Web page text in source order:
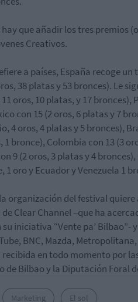
que añadir los tres premios
Creativos.
a países, España recoge un
38 platas y 53 bronces). Le
oros, 10 platas, y 17 bronces),
con 15 (2 oros, 6 platas y 7
4 oros, 4 platas y 5 bronces),
1 bronce), Colombia con 13 (3
9 (2 oros, 3 platas y 4 bronces),
, 1 oro yEcuadoryVenezuela 1
organización del festival
ClearChannel–que ha
iniciativa “Vente pa’ Bilbao”-
BNC, Mazda, Metropolitana,
en todo momento por
de Bilbaoy la Diputación Foral
Marketing El sol